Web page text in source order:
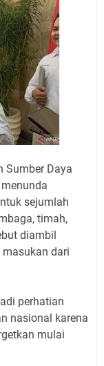
Sumber Daya
sejumlah
timah,
diambil
dari
perhatian
nasional karena
mulai